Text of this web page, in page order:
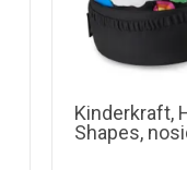
Kinderkraft,
Shapes,